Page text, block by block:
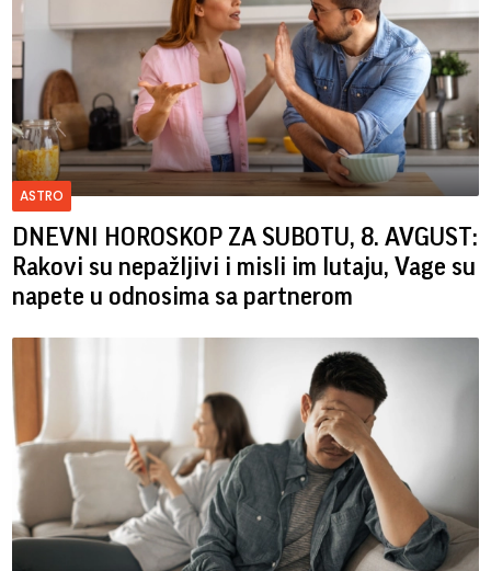
ASTRO
DNEVNI HOROSKOP ZA SUBOTU, 8. AVGUST:
Rakovi su nepažljivi i misli im lutaju, Vage su
napete u odnosima sa partnerom